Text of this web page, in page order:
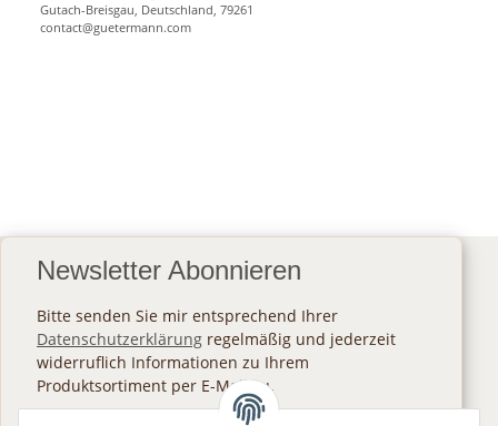
Gutach-Breisgau, Deutschland, 79261
contact@guetermann.com
Newsletter Abonnieren
Bitte senden Sie mir entsprechend Ihrer
Datenschutzerklärung regelmäßig und jederzeit
widerruflich Informationen zu Ihrem
Produktsortiment per E-Mail zu.